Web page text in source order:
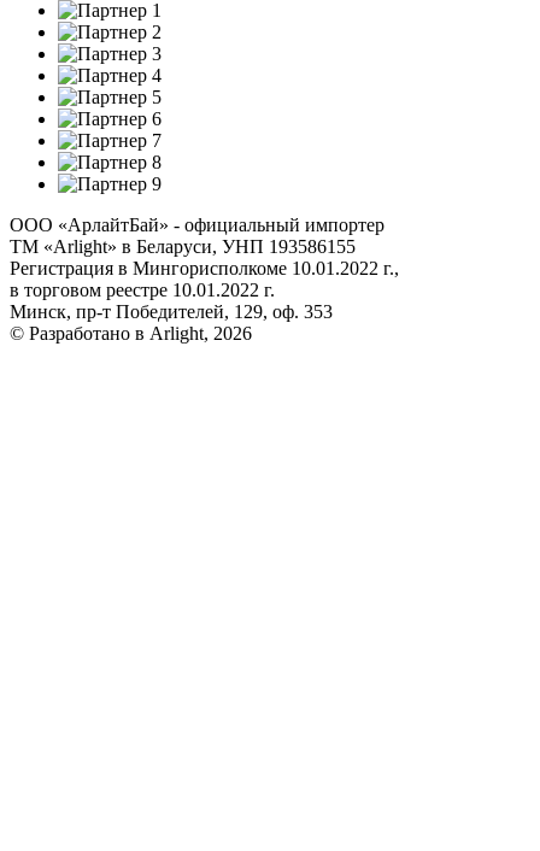
ООО «АрлайтБай» - официальный импортер
ТМ «Arlight» в Беларуси, УНП 193586155
Регистрация в Мингорисполкоме 10.01.2022 г.,
в торговом реестре 10.01.2022 г.
Минск, пр-т Победителей, 129, оф. 353
© Разработано в Arlight, 2026